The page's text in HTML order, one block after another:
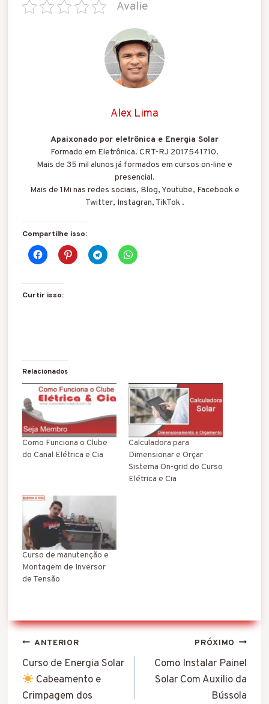
Avalie
Alex Lima
Apaixonado por eletrônica e Energia Solar
Formado em Eletrônica. CRT-RJ 2017541710.
Mais de 35 mil alunos já formados em cursos on-line e
presencial.
Mais de 1Mi nas redes sociais, Blog, Youtube, Facebook e
Twitter, Instagran, TikTok .
Compartilhe isso:
Curtir isso:
Relacionados
Como Funciona o Clube
do Canal Elétrica e Cia
Calculadora para
Dimensionar e Orçar
Sistema On-grid do Curso
Elétrica e Cia
Curso de manutenção e
Montagem de Inversor
de Tensão
Navegação
de
Post
ANTERIOR
Curso de Energia Solar
Cabeamento e
Crimpagem dos
PRÓXIMO
Como Instalar Painel
Solar Com Auxilio da
Bússola